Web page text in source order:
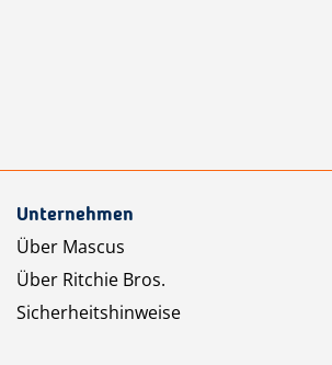
Unternehmen
Über Mascus
Über Ritchie Bros.
Sicherheitshinweise